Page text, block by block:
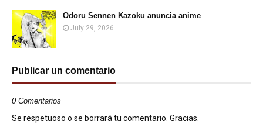
Odoru Sennen Kazoku anuncia anime
July 29, 2026
Publicar un comentario
0 Comentarios
Se respetuoso o se borrará tu comentario. Gracias.